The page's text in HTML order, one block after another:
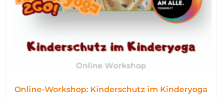
Online-Workshop: Kinderschutz im Kinderyoga